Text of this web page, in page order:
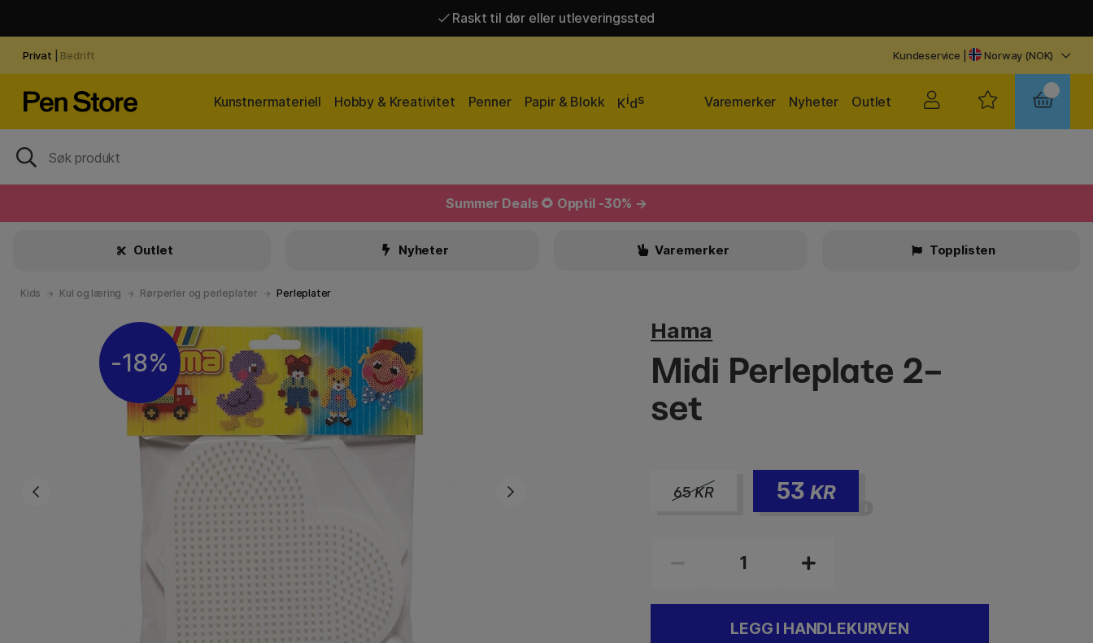
Raskt til dør eller utleveringssted
Privat Bedrift Kundeservice | Norway (NOK)
Kunstnermateriell Hobby & Kreativitet Penner Papir & Blokk Kids Outlet
Nyheter
Varemerker
Summer Deals 🌻 Opptil -30% →
Outlet Nyheter Varemerker Topplisten
Kids Kul og læring Rørperler og perleplater Perleplater
18%
Hama
Midi Perleplate 2-
set
65KR 53 KR
LEGG I HANDLEKURVEN